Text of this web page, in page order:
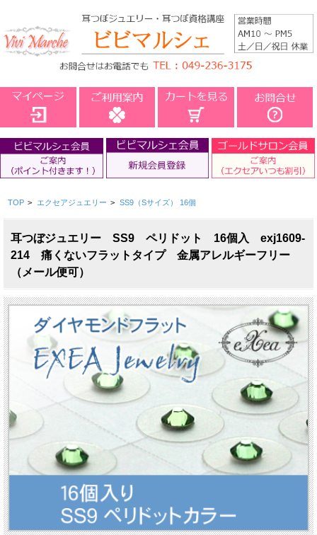
TOP > エクセアジュエリー > SS9（Sサイズ） 16個
耳つぼジュエリー SS9 ペリドット 16個入 exj1609-
214 痛くないフラットタイプ 金属アレルギーフリー
（メール便可）